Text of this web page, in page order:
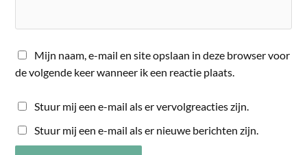
Mijn naam, e-mail en site opslaan in deze browser voor
de volgende keer wanneer ik een reactie plaats.
Stuur mij een e-mail als er vervolgreacties zijn.
Stuur mij een e-mail als er nieuwe berichten zijn.